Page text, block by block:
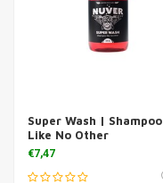
Super Wash | Shampoo
Like No Other
€7,47